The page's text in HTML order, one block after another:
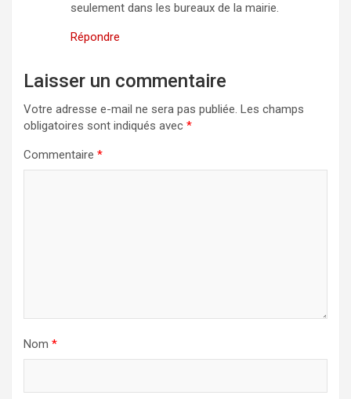
seulement dans les bureaux de la mairie.
Répondre
Laisser un commentaire
Votre adresse e-mail ne sera pas publiée. Les champs
obligatoires sont indiqués avec *
Commentaire *
Nom *